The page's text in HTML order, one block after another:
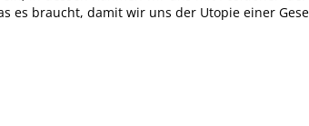
es braucht, damit wir uns der Utopie einer